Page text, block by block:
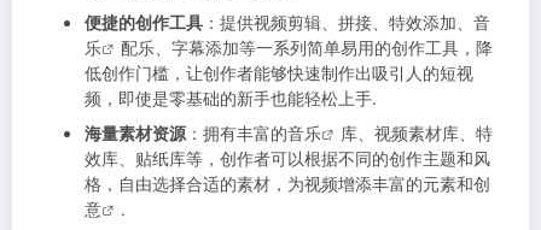
便捷的创作工具 ：提供视频剪辑、拼接、特效添加、 音
乐
配乐、字幕添加等一系列简单易用的创作工具，降
低创作门槛，让创作者能够快速制作出吸引人的短视
频，即使是零基础的新手也能轻松上手.
海量素材资源：拥有丰富的音乐
库、视频素材库、特
效库、贴纸库等，创作者可以根据不同的创作主题和风
格，自由选择合适的素材，为视频增添丰富的元素和创
意
.